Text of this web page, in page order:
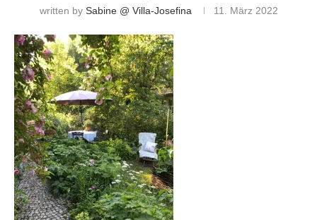
written by Sabine @ Villa-Josefina 11. März 2022